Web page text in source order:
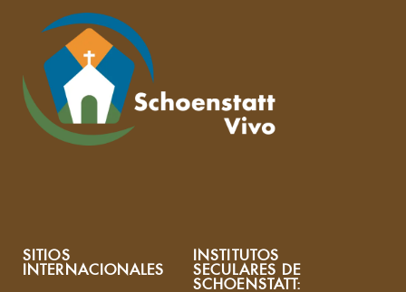
SITIOS
INTERNACIONALES
INSTITUTOS
SECULARES DE
SCHOENSTATT: